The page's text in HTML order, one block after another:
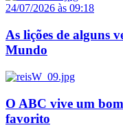
24/07/2026 às 09:18
As lições de alguns
Mundo
O ABC vive um
favorito